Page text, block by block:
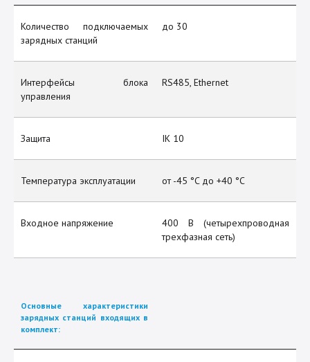
Количество подключаемых
зарядных станций
до 30
Интерфейсы блока
управления
RS485, Ethernet
Защита IK 10
Температура эксплуатации от -45 °C до +40 °C
Входное напряжение
400 В (четырехпроводная
трехфазная сеть)
Основные характеристики
зарядных станций входящих в
комплект: